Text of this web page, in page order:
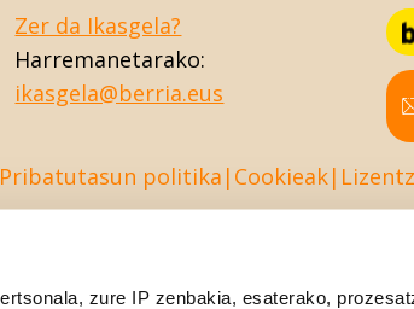
zure IP zenbakia, esaterako,
Zer da Ikasgela?
Harremanetarako:
ikasgela@berria.eus
Pribatutasun politika Cookieak